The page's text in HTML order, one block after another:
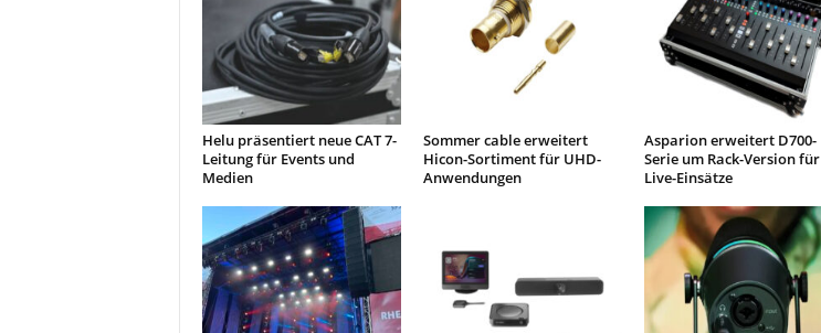
Helu präsentiert neue CAT 7-
Leitung für Events und
Medien
Sommer cable erweitert
Hicon-Sortiment für UHD-
Anwendungen
Asparion erweitert D700-
Serie um Rack-Version für
Live-Einsätze